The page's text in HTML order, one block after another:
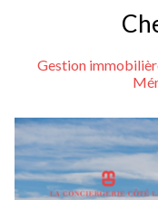
Gestion